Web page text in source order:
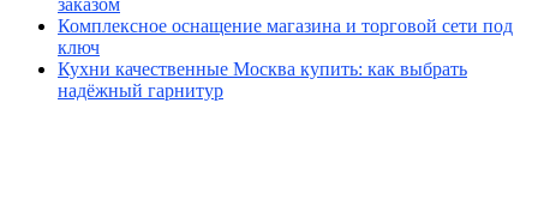
заказом
Комплексное оснащение магазина и торговой сети под
ключ
Кухни качественные Москва купить: как выбрать
надёжный гарнитур